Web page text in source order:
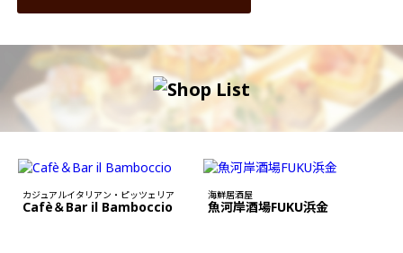
カジュアルイタリアン・ピッツェリア
Cafè＆Bar il Bamboccio
海鮮居酒屋
魚河岸酒場FUKU浜金